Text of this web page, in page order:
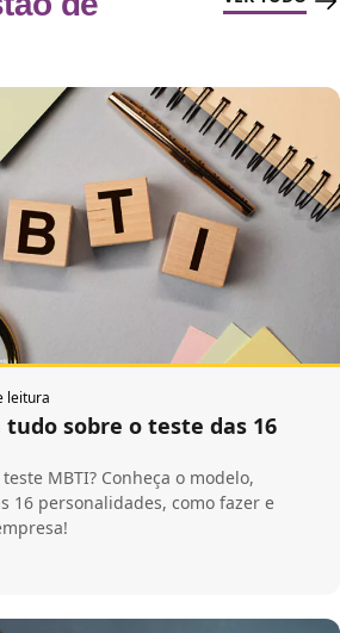
leitura
tudo sobre o teste das 16
MBTI? Conheça o modelo,
16 personalidades, como fazer e